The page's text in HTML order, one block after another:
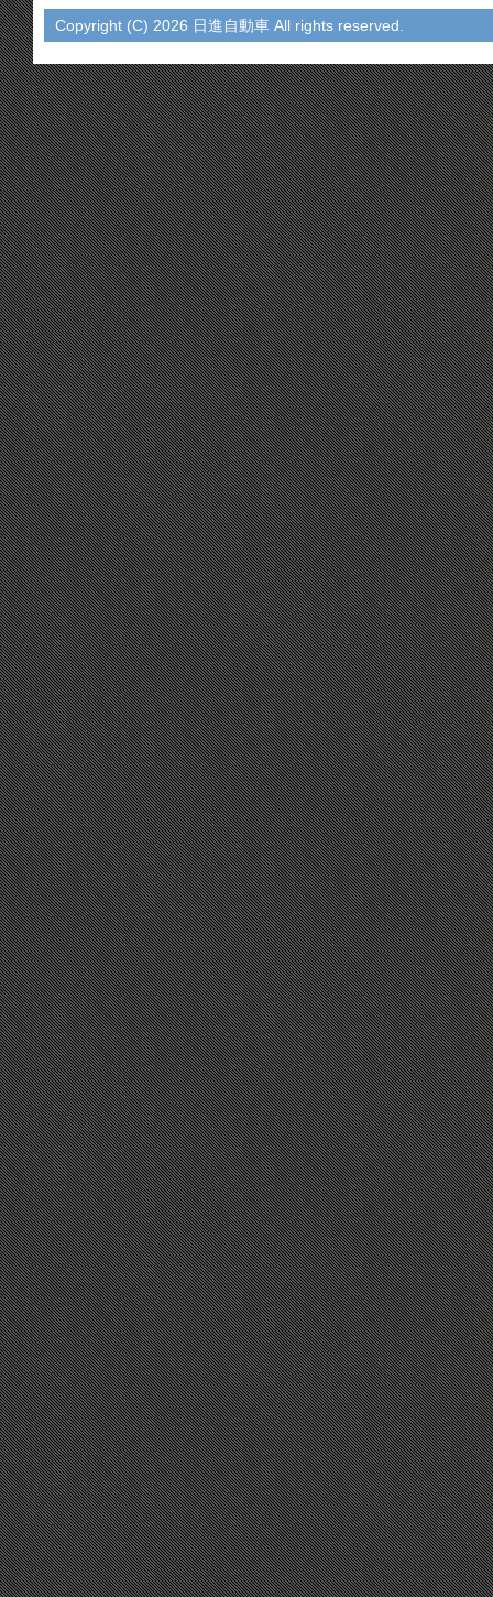
Copyright (C) 2026 日進自動車 All rights reserved.